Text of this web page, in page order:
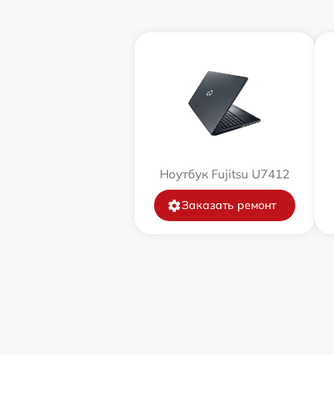
Ноутбук Fujitsu U7412
Заказать ремонт